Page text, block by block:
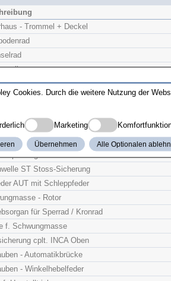
- Trommel + Deckel
montiert
f. SC -Trieb
cplt. -reguliert
ST Stoss-Sicherung
AUT mit Schleppfeder
- Rotor
für Sperrad / Kronrad
f. Schwungmasse
cplt. INCA Oben
- Automatikbrücke
- Winkelhebelfeder
Cookies. Durch die weitere Nutzung der
Marketing
Übernehmen Alle Optionalen